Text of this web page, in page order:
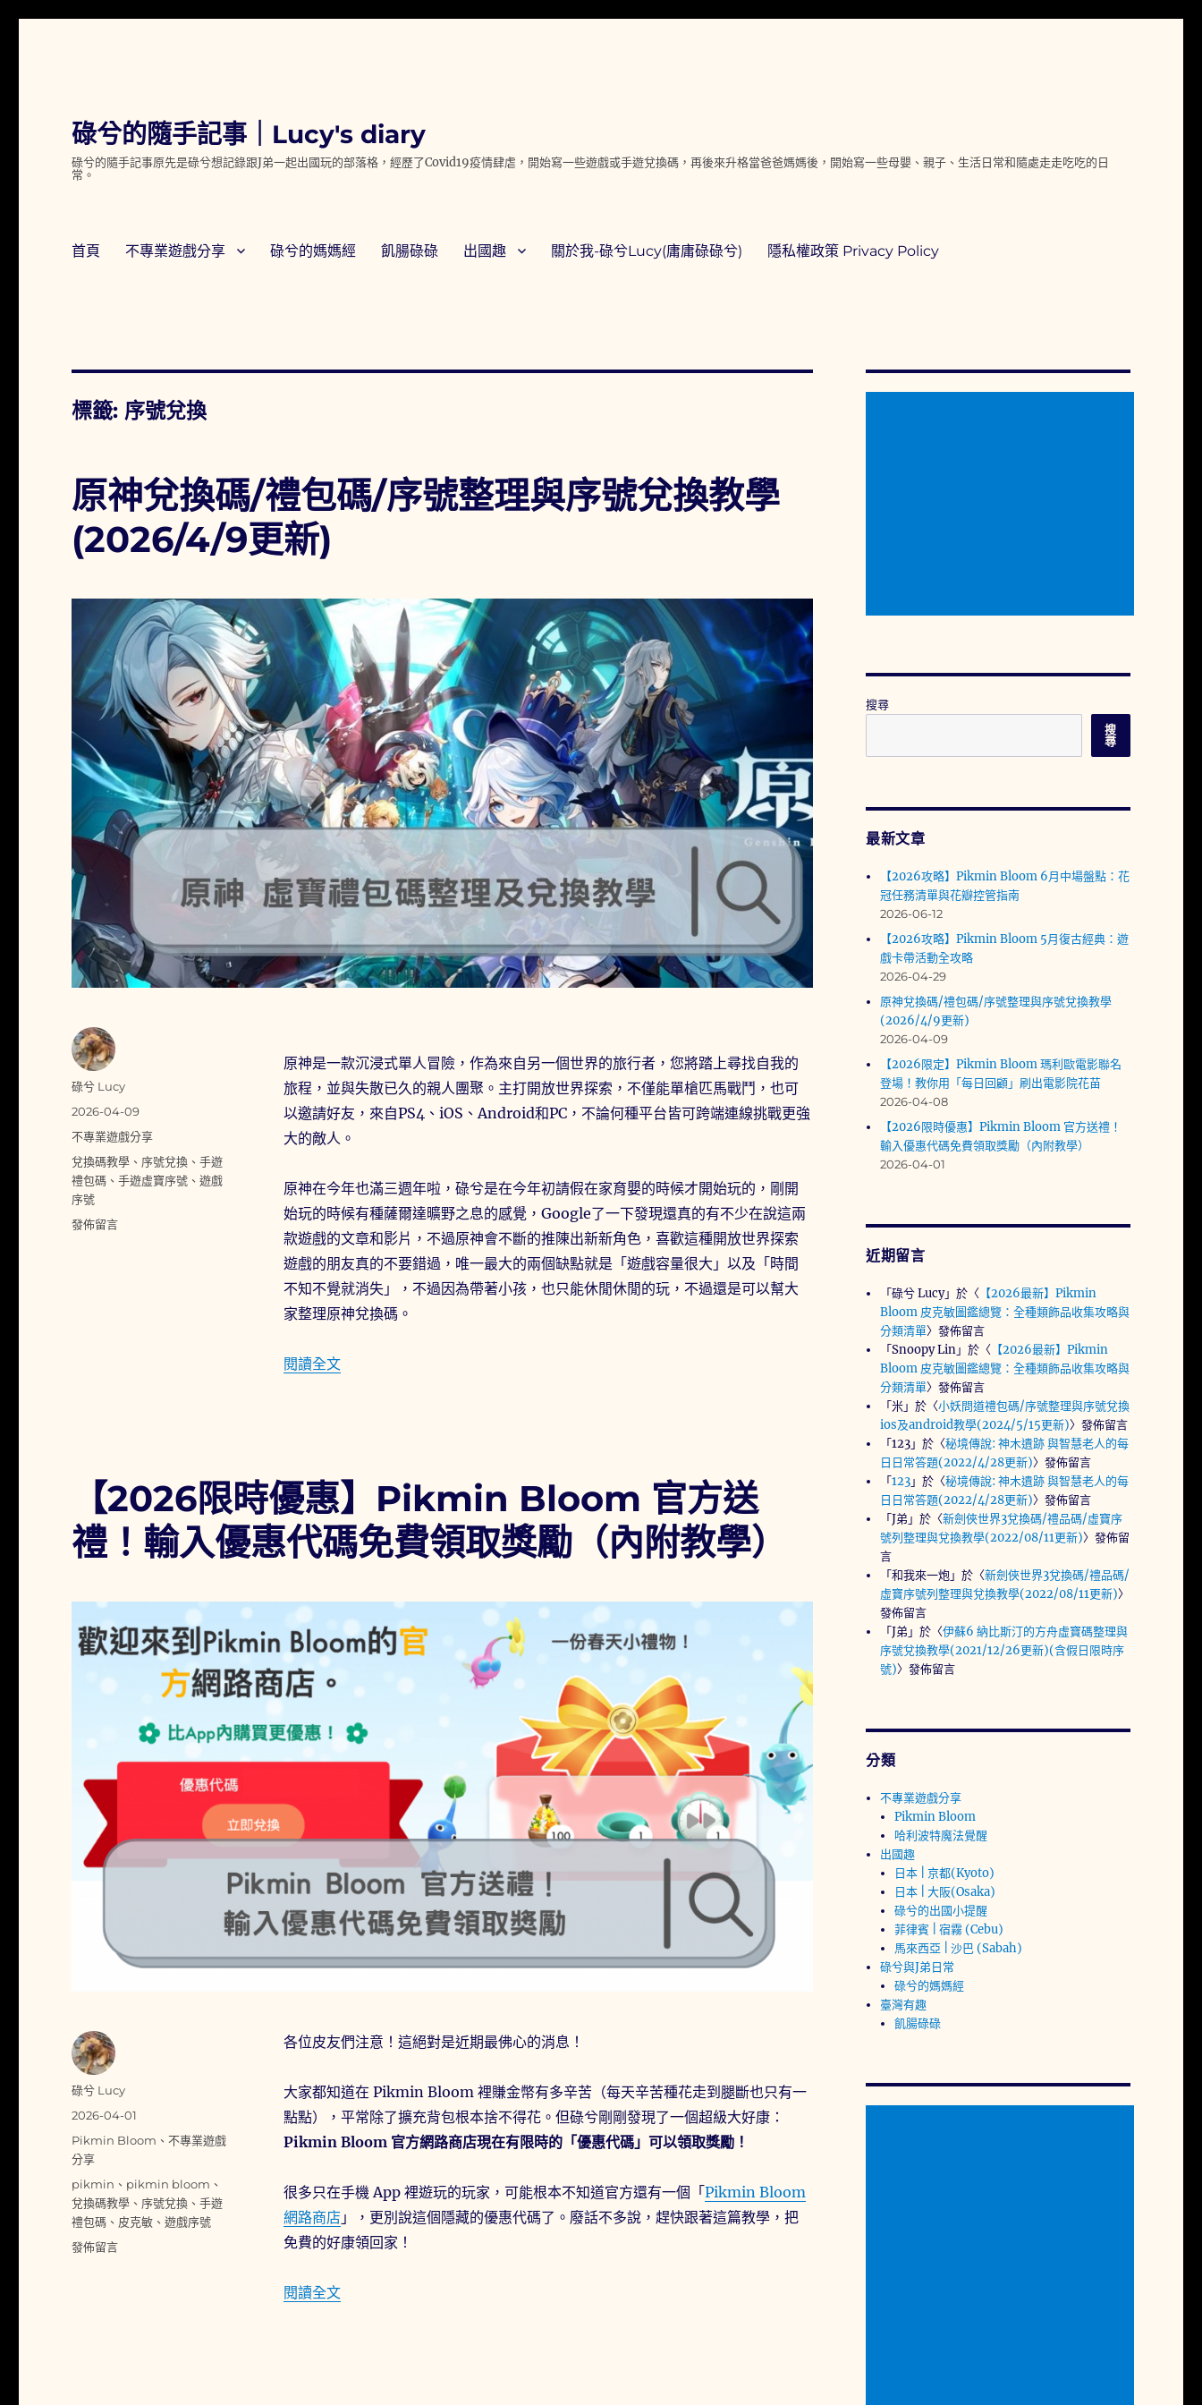
碌兮的隨手記事｜Lucy's diary
碌兮的隨手記事原先是碌兮想記錄跟J弟一起出國玩的部落格，經歷了Covid19疫情肆虐，開始寫一些遊戲或手遊兌換碼，再後來升格當爸爸媽媽後，開始寫一些母嬰、親子、生活日常和隨處走走吃吃的日
常。
首頁 不專業遊戲分享 碌兮的媽媽經 飢腸碌碌 出國趣 關於我-碌兮Lucy(庸庸碌碌兮) 隱私權政策 Privacy Policy
標籤: 序號兌換
原神兌換碼/禮包碼/序號整理與序號兌換教學
(2026/4/9更新)
原神是一款沉浸式單人冒險，作為來自另一個世界的旅行者，您將踏上尋找自我的
旅程，並與失散已久的親人團聚。主打開放世界探索，不僅能單槍匹馬戰鬥，也可
以邀請好友，來自PS4、iOS、Android和PC，不論何種平台皆可跨端連線挑戰更強
大的敵人。
原神在今年也滿三週年啦，碌兮是在今年初請假在家育嬰的時候才開始玩的，剛開
始玩的時候有種薩爾達曠野之息的感覺，Google了一下發現還真的有不少在說這兩
款遊戲的文章和影片，不過原神會不斷的推陳出新新角色，喜歡這種開放世界探索
遊戲的朋友真的不要錯過，唯一最大的兩個缺點就是「遊戲容量很大」以及「時間
不知不覺就消失」，不過因為帶著小孩，也只能休閒休閒的玩，不過還是可以幫大
家整理原神兌換碼。
閱讀全文〈原神兌換碼/禮包碼/序號整理與序號兌換教學(2026/4/9更新)〉
作
者
碌兮 Lucy
發
佈
期:
2026-04-09
分
類
不專業遊戲分享
標
籤
兌換碼教學 、 序號兌換 、手遊
禮包碼 、手遊虛寶序號 、遊戲
序號
在
兌
換
教
(2026/4/9
新)〉
發佈留言
【2026限時優惠】Pikmin Bloom 官方送
禮！輸入優惠代碼免費領取獎勵（內附教學）
各位皮友們注意！這絕對是近期最佛心的消息！
大家都知道在 Pikmin Bloom 裡賺金幣有多辛苦（每天辛苦種花走到腿斷也只有一
點點），平常除了擴充背包根本捨不得花。但碌兮剛剛發現了一個超級大好康：
Pikmin Bloom 官方網路商店現在有限時的「優惠代碼」可以領取獎勵！
很多只在手機 App 裡遊玩的玩家，可能根本不知道官方還有一個「Pikmin Bloom
網路商店」，更別說這個隱藏的優惠代碼了。廢話不多說，趕快跟著這篇教學，把
免費的好康領回家！
閱讀全文〈【2026限時優惠】Pikmin Bloom 官方送禮！輸入優惠代碼免費領取獎勵（內附教學）〉
作
者
碌兮 Lucy
發
佈
日
2026-04-01
分
類
Pikmin Bloom 、不專業遊戲
分享
標
籤
pikmin 、 pikmin bloom 、
兌換碼教學 、 序號兌換 、手遊
禮包碼 、 皮克敏 、遊戲序號
在
發佈留言
搜尋
搜
尋
最新文章
【2026攻略】Pikmin Bloom 6月中場盤點：花
冠任務清單與花瓣控管指南
2026-06-12
【2026攻略】Pikmin Bloom 5月復古經典：遊
戲卡帶活動全攻略
2026-04-29
原神兌換碼/禮包碼/序號整理與序號兌換教學
(2026/4/9更新)
2026-04-09
【2026限定】Pikmin Bloom 瑪利歐電影聯名
登場！教你用「每日回顧」刷出電影院花苗
2026-04-08
【2026限時優惠】Pikmin Bloom 官方送禮！
輸入優惠代碼免費領取獎勵（內附教學）
2026-04-01
近期留言
「碌兮 Lucy」於〈 【2026最新】Pikmin
Bloom 皮克敏圖鑑總覽：全種類飾品收集攻略與
分類清單〉發佈留言
「Snoopy Lin」於〈 【2026最新】Pikmin
Bloom 皮克敏圖鑑總覽：全種類飾品收集攻略與
分類清單〉發佈留言
「米」於〈小妖問道禮包碼/序號整理與序號兌換
ios及android教學(2024/5/15更新)〉發佈留言
「123」於〈秘境傳說: 神木遺跡 與智慧老人的每
日日常答題(2022/4/28更新)〉發佈留言
「123」於〈秘境傳說: 神木遺跡 與智慧老人的每
日日常答題(2022/4/28更新)〉發佈留言
「J弟 」於〈新劍俠世界3兌換碼/禮品碼/虛寶序
號列整理與兌換教學(2022/08/11更新)〉發佈留
言
「和我來一炮」於〈新劍俠世界3兌換碼/禮品碼/
虛寶序號列整理與兌換教學(2022/08/11更新)〉
發佈留言
「J弟 」於〈伊蘇6 納比斯汀的方舟虛寶碼整理與
序號兌換教學(2021/12/26更新)(含假日限時序
號)〉發佈留言
分類
不專業遊戲分享
Pikmin Bloom
哈利波特魔法覺醒
出國趣
日本 | 京都(Kyoto)
日本 | 大阪(Osaka)
碌兮的出國小提醒
菲律賓 | 宿霧 (Cebu)
馬來西亞 | 沙巴 (Sabah)
碌兮與J弟日常
碌兮的媽媽經
臺灣有趣
飢腸碌碌